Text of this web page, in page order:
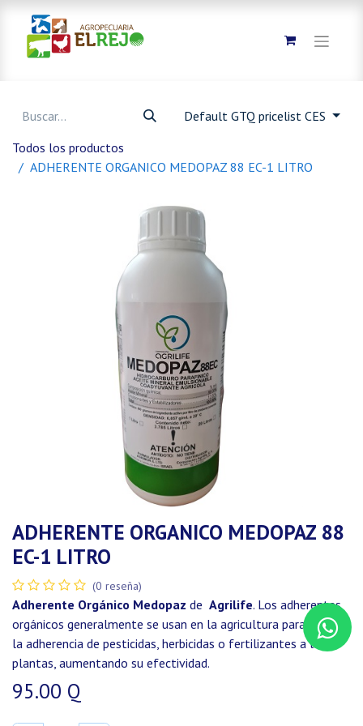
Default GTQ pricelist CES
Todos los productos
ADHERENTE ORGANICO MEDOPAZ 88 EC-1 LITRO
ADHERENTE ORGANICO MEDOPAZ 88
EC-1 LITRO
(0 reseña)
Adherente Orgánico Medopaz de Agrilife. Los adherentes
orgánicos generalmente se usan en la agricultura para mejorar
la adherencia de pesticidas, herbicidas o fertilizantes a las
plantas, aumentando su efectividad.
95.00 Q